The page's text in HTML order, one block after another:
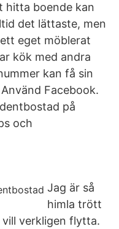
hitta boende kan
det lättaste, men
eget möblerat
kök med andra
kan få sin
Facebook.
på
och
Jag är så
himla trött
verkligen flytta.